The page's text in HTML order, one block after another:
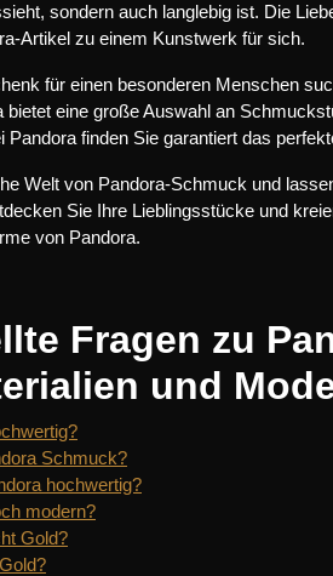
sondern auch langlebig ist. Die
Artikel zu einem Kunstwerk für sich.
für einen besonderen Menschen
eine große Auswahl an
Pandora finden Sie garantiert das
Welt von Pandora-Schmuck und
Sie Ihre Lieblingsstücke und
von Pandora.
Fragen zu
und
Schmuck?
hochwertig?
modern?
Gold?